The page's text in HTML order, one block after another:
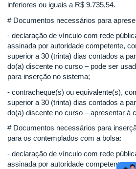
inferiores ou iguais a R$ 9.735,54.
# Documentos necessários para
- declaração de vínculo com rede
assinada por autoridade competente,
superior a 30 (trinta) dias contados a
do(a) discente no curso – pode ser
para inserção no sistema;
- contracheque(s) ou equivalente(s),
superior a 30 (trinta) dias contados a
do(a) discente no curso – apresentar à
# Documentos necessários para
para os contemplados com a bolsa:
- declaração de vínculo com rede
assinada por autoridade competente,